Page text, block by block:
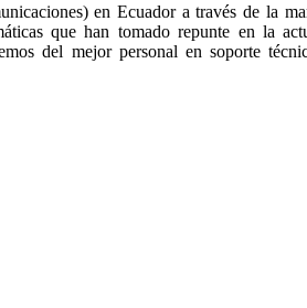
en Ecuador a través de la
que han tomado repunte en la
del mejor personal en soporte